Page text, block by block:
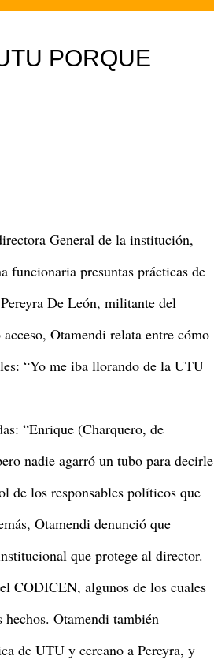
PORQUE
General de la institución,
funcionaria presuntas prácticas de
De León, militante del
Otamendi relata entre cómo
“Yo me iba llorando de la UTU
“Enrique (Charquero, de
nadie agarró un tubo para decirle
de los responsables políticos que
Otamendi denunció que
que protege al director.
CODICEN, algunos de los cuales
Otamendi también
de UTU y cercano a Pereyra, y